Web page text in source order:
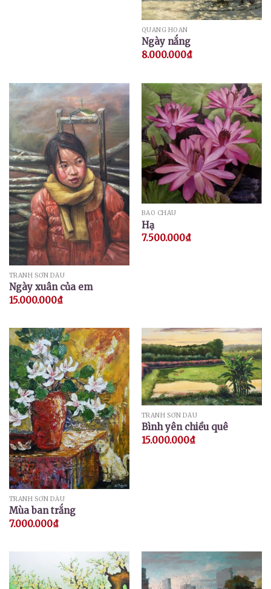
QUANG HOAN
Ngày nắng
8.000.000₫
TRANH SƠN DẦU
Ngày xuân của em
15.000.000₫
BẢO CHÂU
Hạ
7.500.000₫
TRANH SƠN DẦU
Mùa ban trắng
7.000.000₫
TRANH SƠN DẦU
Bình yên chiều quê
15.000.000₫